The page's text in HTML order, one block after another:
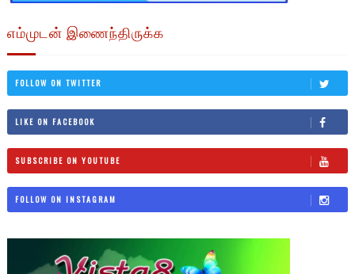
எம்முடன் இணைந்திருக்க
FOLLOW ON TWITTER
LIKE ON FACEBOOK
SUBSCRIBE ON YOUTUBE
FOLLOW ON INSTAGRAM